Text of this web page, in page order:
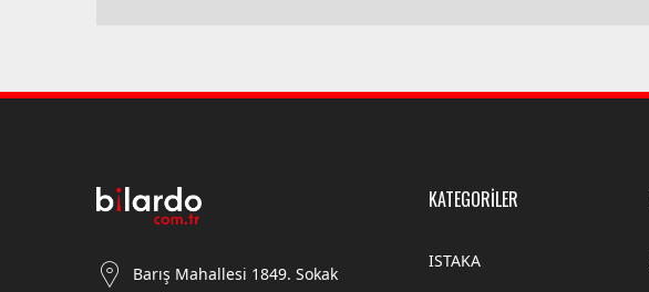
Barış Mahallesi 1849. Sokak
KATEGORİLER
ISTAKA